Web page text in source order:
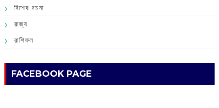
বিশেষ রচনা
রাজ্য
রাশিফল
FACEBOOK PAGE